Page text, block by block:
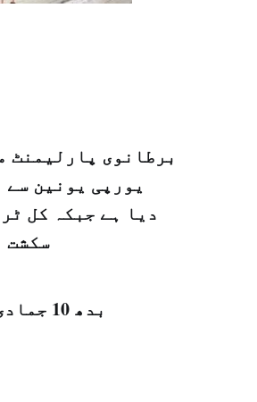
برطانوی پارلیمنٹ
یورپی یونین
دیا ہے جبکہ کل
سکشت
بدھ 10 جمادی الاول 1440 ہجری – 16 جنوری 2019ء – شمارہ نمبر [14659]